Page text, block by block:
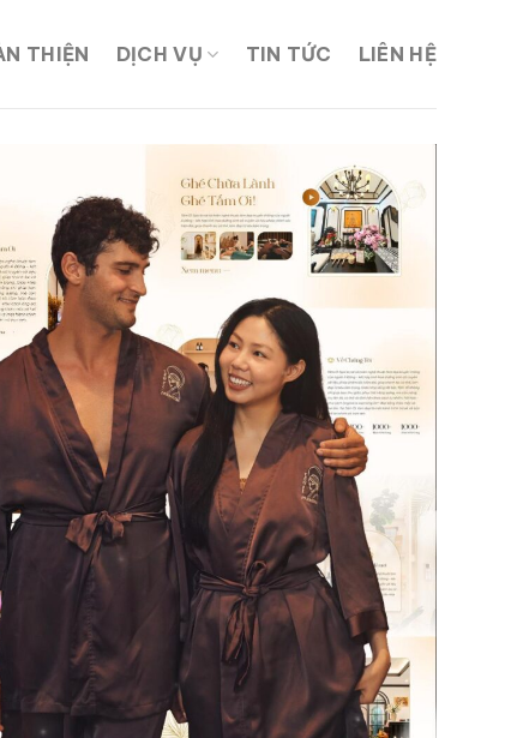
THIỆN DỊCH VỤ TIN TỨC LIÊN HỆ